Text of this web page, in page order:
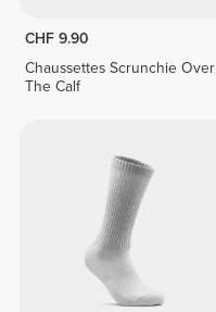
CHF 9.90
Chaussettes Scrunchie Over
The Calf